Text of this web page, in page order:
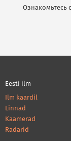
Ознакомьтесь
Eesti ilm
Ilm kaardil
Linnad
Kaamerad
Radarid